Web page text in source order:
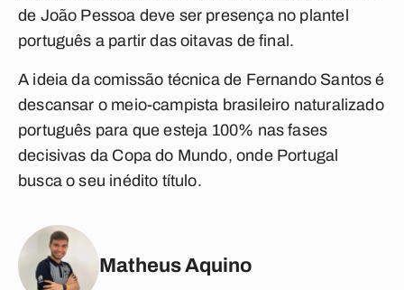
de João Pessoa deve ser presença no plantel
português a partir das oitavas de final.
A ideia da comissão técnica de Fernando Santos é
descansar o meio-campista brasileiro naturalizado
português para que esteja 100% nas fases
decisivas da Copa do Mundo, onde Portugal
busca o seu inédito título.
Matheus Aquino